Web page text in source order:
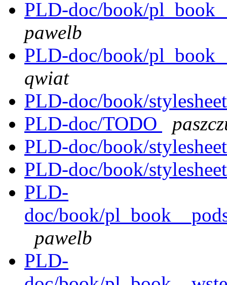
PLD-doc/book/
pawelb
PLD-doc/book/
qwiat
PLD-doc/book/
PLD-doc/TODO
PLD-doc/book/
PLD-doc/book/
PLD-
doc/book/
pawelb
PLD-